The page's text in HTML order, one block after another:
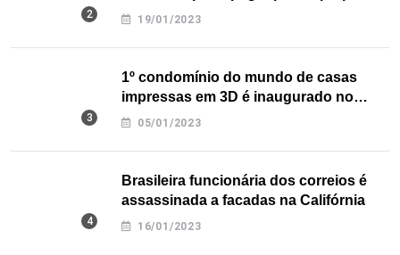
nos EUA
19/01/2023
1º condomínio do mundo de casas
impressas em 3D é inaugurado no
Texas
05/01/2023
Brasileira funcionária dos correios é
assassinada a facadas na Califórnia
16/01/2023